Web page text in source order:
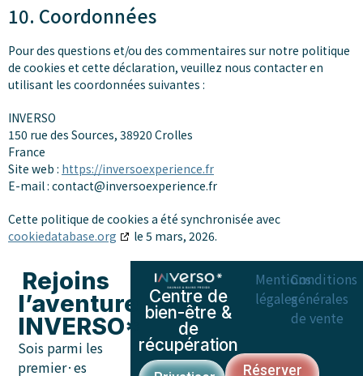
10. Coordonnées
Pour des questions et/ou des commentaires sur notre politique
de cookies et cette déclaration, veuillez nous contacter en
utilisant les coordonnées suivantes :
INVERSO
150 rue des Sources, 38920 Crolles
France
Site web : https://inversoexperience.fr
E-mail : contact@inversoexperience.fr
Cette politique de cookies a été synchronisée avec
cookiedatabase.org
le 5 mars, 2026.
Rejoins
l’aventure
INVERSO*
Sois parmi les
premier·es
Centre de
bien-être &
de
récupération
Réserver
Mentions
légales
Conditions
générales
de vente